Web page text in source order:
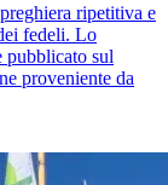
ripetitiva e
fedeli. Lo
pubblicato sul
proveniente da